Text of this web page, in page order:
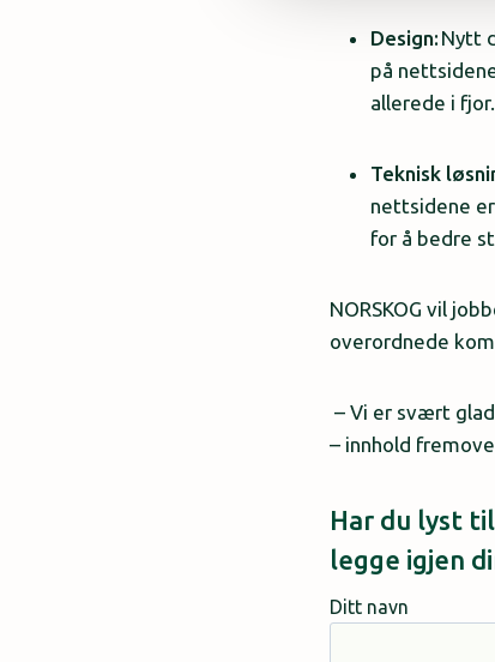
Design: Nytt
på
allerede i fjor.
Teknisk
nettsidene
for å bedre
NORSKOG vil
overordnede
– Vi er svært
– innhold
Har du lyst
legge igjen
Ditt navn